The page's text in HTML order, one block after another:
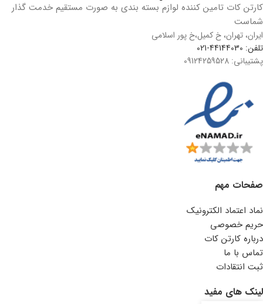
کارتن کات تامین کننده لوازم بسته بندی به صورت مستقیم خدمت گذار
شماست
ایران، تهران، خ کمیل،خ پور اسلامی
تلفن: 44144030-021
پشتیبانی: 09124259528
صفحات مهم
نماد اعتماد الکترونیک
حریم خصوصی
درباره کارتن کات
تماس با ما
ثبت انتقادات
لینک های مفید